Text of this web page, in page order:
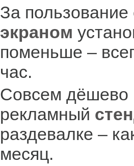
За пользование
экраном
поменьше –
час.
Совсем дёшево
рекламный
раздевалке –
месяц.